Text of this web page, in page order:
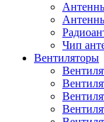
Чип
Вентиляторы